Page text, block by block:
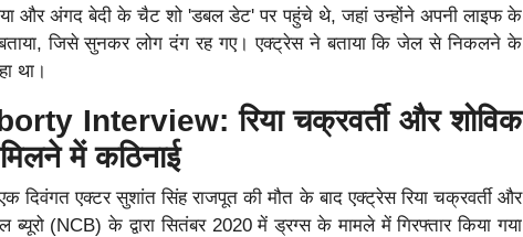
और अंगद बेदी के चैट शो 'डबल डेट' पर पहुंचे थे, जहां उन्होंने अपनी लाइफ के
जिसे सुनकर लोग दंग रह गए। एक्ट्रेस ने बताया कि जेल से निकलने के
था।
Interview: रिया चक्रवर्ती और शोविक
में कठिनाई
दिवंगत एक्टर सुशांत सिंह राजपूत की मौत के बाद एक्ट्रेस रिया चक्रवर्ती और
(NCB) के द्वारा सितंबर 2020 में ड्रग्स के मामले में गिरफ्तार किया गया